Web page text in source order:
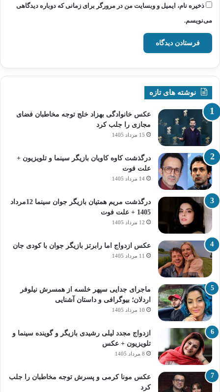
ذخیره نام، ایمیل و وبسایت من در مرورگر برای زمانی که دوباره دیدگاهی
می‌نویسم.
نوشته های تازه
عکس خانوادگی بهزاد خلج توجه مخاطبان فضای
مجازی را جلب کرد
15 مرداد 1405
درگذشت کاوه کاویان بازیگر سینما و تلویزیون +
علت فوت
14 مرداد 1405
درگذشت مریم همتیان بازیگر جوان سینما 12مرداد
1405 + علت فوت
12 مرداد 1405
عکس ازدواج اما رابرتز بازیگر جوان با کودی جان
11 مرداد 1405
ماجرای جدایی سپهر خلسه از همسرش نیلوفر
اردلان؛ بیوگرافی و داستان آشنایی
10 مرداد 1405
ازدواج مجدد لیلی رشیدی بازیگر و گوینده سینما و
تلویزیون + عکس
8 مرداد 1405
عکس مونا کرمی و پسرش توجه مخاطبان را جلب
کرد